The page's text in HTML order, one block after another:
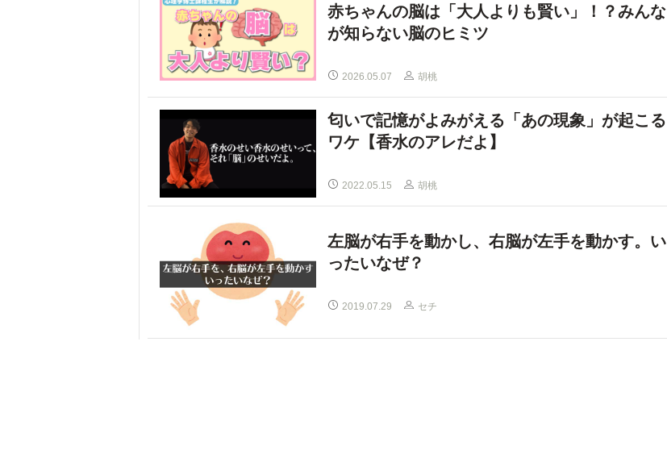
赤ちゃんの脳は「大人よりも賢い」！？みんな
が知らない脳のヒミツ
2026.05.07 胡桃
匂いで記憶がよみがえる「あの現象」が起こる
ワケ【香水のアレだよ】
2022.05.15 胡桃
左脳が右手を動かし、右脳が左手を動かす。い
ったいなぜ？
2019.07.29 セチ